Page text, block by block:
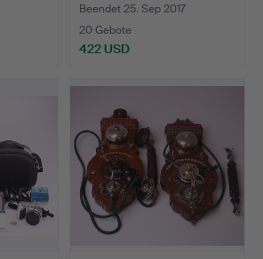
Beendet 25. Sep 2017
20 Gebote
422 USD